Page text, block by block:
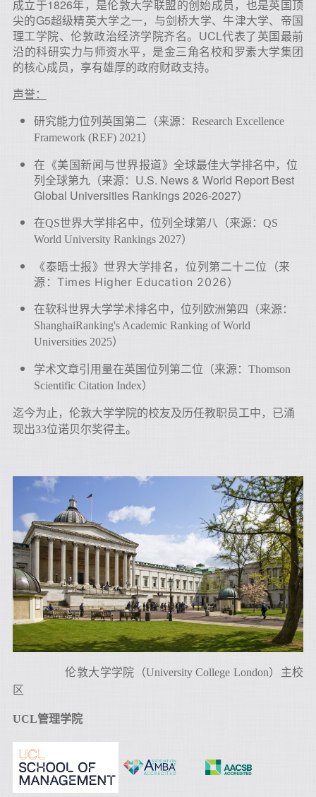
成立于1826年，是伦敦大学联盟的创始成员，也是英国顶
尖的G5超级精英大学之一，与剑桥大学、牛津大学、帝国
理工学院、伦敦政治经济学院齐名。UCL代表了英国最前
沿的科研实力与师资水平，是金三角名校和罗素大学集团
的核心成员，享有雄厚的政府财政支持。
声誉：
研究能力位列英国第二（来源：Research Excellence
Framework (REF) 2021）
在《美国新闻与世界报道》全球最佳大学排名中，位
列全球第九（来源：U.S. News & World Report Best
Global Universities Rankings 2026-2027）
在QS世界大学排名中，位列全球第八
（来源：QS
World University Rankings 2027）
《泰晤士报》世界大学排名，位列第二十二位（来
源：Times Higher Education 2026）
在软科世界大学学术排名中 ，位列欧洲第四（来源：
ShanghaiRanking's Academic Ranking of World
Universities 2025）
学术文章引用量在英国位列第二位（来源：Thomson
Scientific Citation Index）
迄今为止，伦敦大学学院的校友及历任教职员工中，已涌
现出33位诺贝尔奖得主。
伦敦大学学院（University College London）主校
区
UCL管理学院